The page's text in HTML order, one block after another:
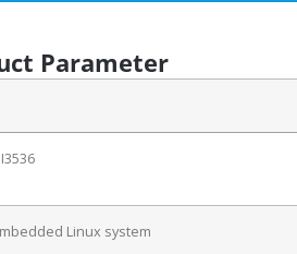
Parameter
Linux system